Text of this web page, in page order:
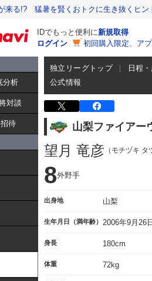
来る!? 猛暑を賢くおトクに生き抜くヒン
IDでもっと便利に新規取得
ログイン
初回購入限定、ア
分析
対談
待
独立リーグトップ 日程
公式情報
山梨ファイアー
望月 竜彦 （モチヅキ タ
8外野手
出身地 山梨
生年月日（満年齢） 2006年9月26
身長 180cm
体重 72kg